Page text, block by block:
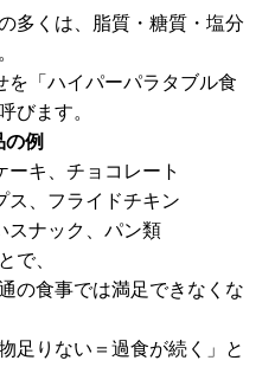
多くは、脂質・糖質・塩分
を「ハイパーパラタブル食
びます。
例
ーキ、チョコレート
ス、フライドチキン
スナック、パン類
で、
の食事では満足できなくな
足りない＝過食が続く」と